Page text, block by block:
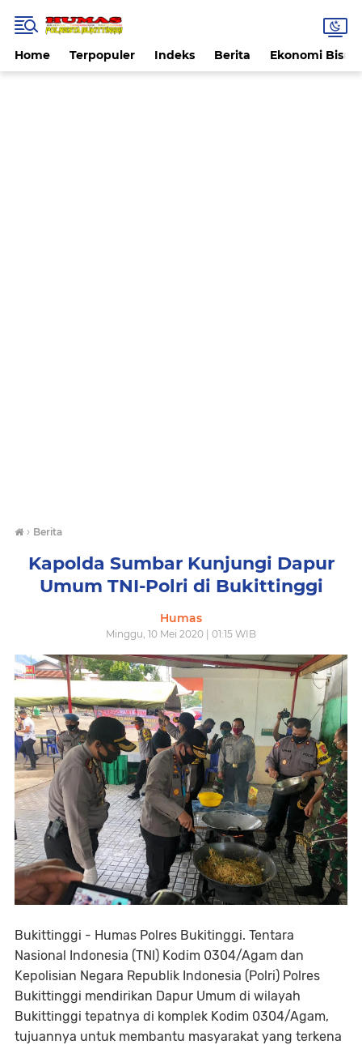
Home Terpopuler Indeks Berita Ekonomi Bisnis
› Berita
Kapolda Sumbar Kunjungi Dapur
Umum TNI-Polri di Bukittinggi
Humas
Minggu, 10 Mei 2020 | 01:15 WIB
Bukittinggi - Humas Polres Bukitinggi. Tentara
Nasional Indonesia (TNI) Kodim 0304/Agam dan
Kepolisian Negara Republik Indonesia (Polri) Polres
Bukittinggi mendirikan Dapur Umum di wilayah
Bukittinggi tepatnya di komplek Kodim 0304/Agam,
tujuannya untuk membantu masyarakat yang terkena